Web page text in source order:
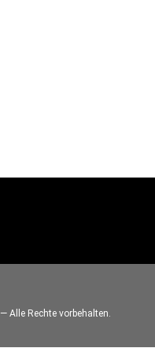
— Alle Rechte vorbehalten.